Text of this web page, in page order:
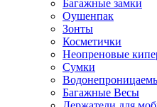
Багажные замки
Оушенпак
Зонты
Косметички
Неопреновые
Сумки
Багажные Весы